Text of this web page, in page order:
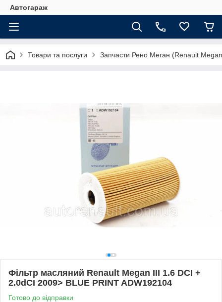
Автогараж
Товари та послуги Запчасти Рено Меган (Renault
Фільтр масляний Renault Megan III 1.6 DCI +
2.0dCI 2009> BLUE PRINT ADW192104
Готово до відправки